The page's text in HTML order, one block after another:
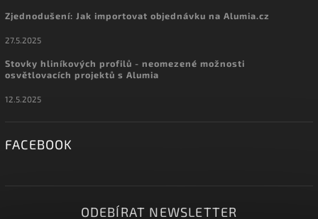
Zjednodušení: Jak importovat objednávku na Alumia.cz
27.5.2025
Stovky hliníkových profilů - neomezené možnosti
osvětlovacích projektů s Alumia
12.5.2025
FACEBOOK
ODEBÍRAT NEWSLETTER